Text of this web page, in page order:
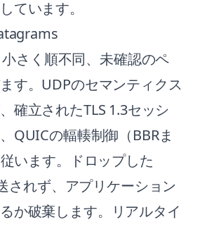
ています。
さく順不同、未確認のペ
す。UDPのセマンティクス
確立されたTLS 1.3セッシ
QUICの輻輳制御（BBRま
います。ドロップした
されず、アプリケーション
か破棄します。リアルタイ